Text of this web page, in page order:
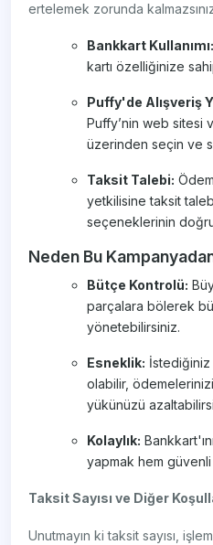
ertelemek zorunda
Bankkart Kullanımı:
kartı özelliğinize
Puffy'de Alışveriş
Puffy’nin web sitesi
üzerinden seçin ve
Taksit Talebi:
yetkilisine taksit
seçeneklerinin
Neden Bu Kampanyadan
Bütçe Kontrolü:
parçalara bölerek
yönetebilirsiniz.
Esneklik:
olabilir,
yükünüzü
Kolaylık:
yapmak hem
Taksit Sayısı ve Diğer
Unutmayın ki taksit sayısı,